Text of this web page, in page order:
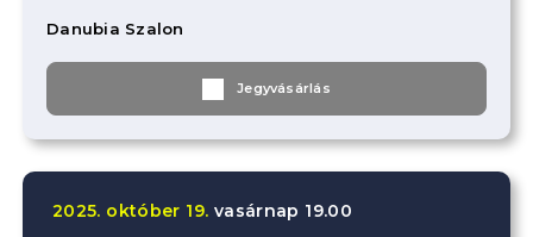
Danubia Szalon
Jegyvásárlás
2025. október 19. vasárnap 19.00